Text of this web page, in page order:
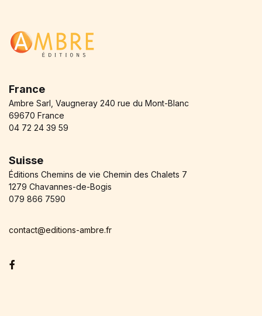
France
Ambre Sarl, Vaugneray 240 rue du Mont-Blanc
69670 France
04 72 24 39 59
Suisse
Éditions Chemins de vie Chemin des Chalets 7
1279 Chavannes-de-Bogis
079 866 7590
contact@editions-ambre.fr